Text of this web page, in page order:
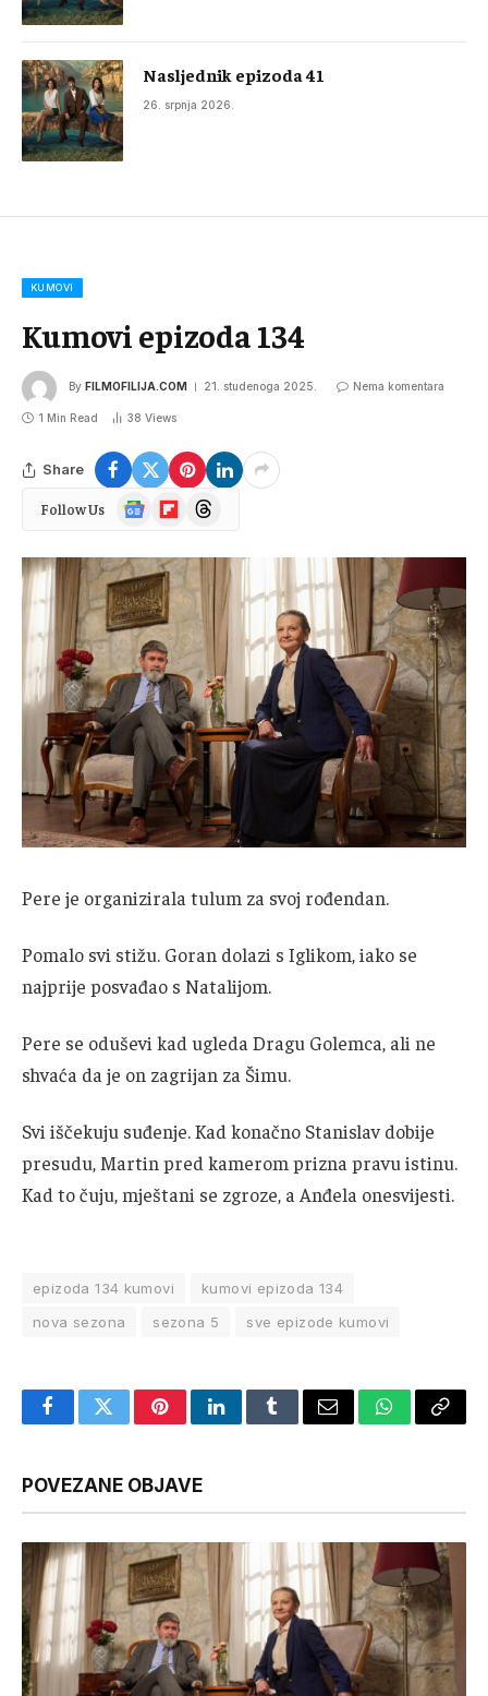
Nasljednik epizoda 41
26. srpnja 2026.
KUMOVI
Kumovi epizoda 134
By FILMOFILIJA.COM 21. studenoga 2025. Nema komentara
1 Min Read 38 Views
Share
Follow Us
Google
News
FlipboardThreads
Pere je organizirala tulum za svoj rođendan.
Pomalo svi stižu. Goran dolazi s Iglikom, iako se
najprije posvađao s Natalijom.
Pere se oduševi kad ugleda Dragu Golemca, ali ne
shvaća da je on zagrijan za Šimu.
Svi iščekuju suđenje. Kad konačno Stanislav dobije
presudu, Martin pred kamerom prizna pravu istinu.
Kad to čuju, mještani se zgroze, a Anđela onesvijesti.
epizoda 134 kumovi
kumovi epizoda 134
nova sezona
sezona 5 sve epizode kumovi
FacebookTwitterPinterestLinkedInTumblrEmail WhatsApp
Copy
POVEZANE OBJAVE